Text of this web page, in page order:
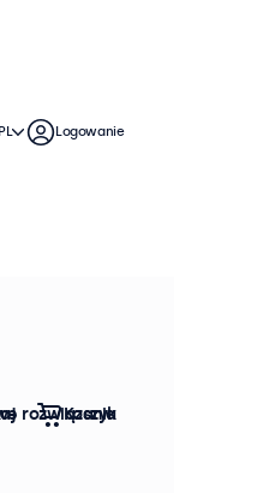
PL Logowanie
rozwiązania
Koszyk